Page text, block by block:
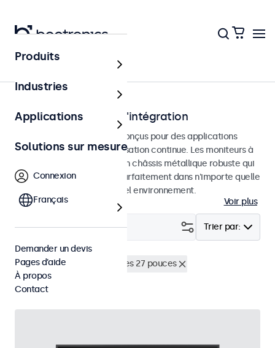
Accueil
Écrans tactiles pour l'intégration
Écrans tactiles encastrés conçus pour des applications
professionnelles et une utilisation continue. Les moniteurs à
écran tactile sont dotés d'un châssis métallique robuste qui
leur permet de s'intégrer parfaitement dans n'importe quelle
application et n'importe quel environnement.
Voir plus
Trier par:
Filtrer (2)
Encastrable
Écrans tactiles 27 pouces
Supprimer tous les filtres
Produits
Industries
Applications
Solutions sur mesure
Connexion
Français
Demander un devis
Pages d’aide
À propos
Contact